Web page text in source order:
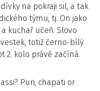
na pokraji sil, a tak
týmu, tj. On jako
kuchař učeň. Slovo
totiž černo-bílý
2. kolo právě začíná.
Puri, chapati or